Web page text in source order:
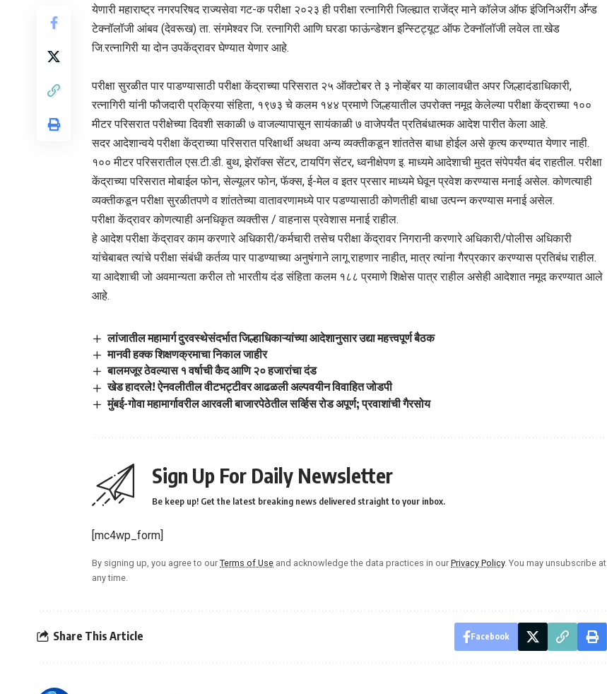
येणारी महाराष्ट्र नगरपरिषद राज्यसेवा गट-क परीक्षा २०२३ ही परीक्षा रत्नागिरी जिल्ह्यात राजेंद्र माने कॉलेज ऑफ इंजिनिअरींग अॕन्ड
टेक्नॉलॉजी आंबव (देवरूख) ता. संगमेश्वर जि. रत्नागिरी आणि घरडा फाऊंन्डेशन इन्स्टिट्यूट ऑफ टेक्नॉलॉजी लवेल ता.खेड
जि.रत्नागिरी या दोन उपकेंद्रावर घेण्यात येणार आहे.
परीक्षा सुरळीत पार पाडण्यासाठी परीक्षा केंद्राच्या परिसरात २५ ऑक्टोबर ते ३ नोव्हेंबर या कालावधीत अपर जिल्हादंडाधिकारी,
रत्नागिरी यांनी फौजदारी प्रक्रिया संहिता, १९७३ चे कलम १४४ प्रमाणे जिल्हयातील उपरोक्त नमूद केलेल्या परीक्षा केंद्राच्या १००
मीटर परिसरात परीक्षेच्या दिवशी सकाळी ७ वाजल्यापासून सायंकाळी ७ वाजेपर्यंत प्रतिबंधात्मक आदेश पारीत केला आहे.
सदर आदेशान्वये परीक्षा केंद्राच्या परिसरात परिक्षार्थी अथवा अन्य व्यक्तीकडून शांततेस बाधा होईल असे कृत्य करण्यात येणार नाही.
१०० मीटर परिसरातील एस.टी.डी. बुथ, झेरॉक्स सेंटर, टायपिंग सेंटर, ध्वनीक्षेपण इ. माध्यमे आदेशाची मुदत संपेपर्यंत बंद राहतील. परीक्षा
केंद्राच्या परिसरात मोबाईल फोन, सेल्यूलर फोन, फॅक्स, ई-मेल व इतर प्रसार माध्यमे घेवून प्रवेश करण्यास मनाई असेल. कोणत्याही
व्यक्तीकडून परीक्षा सुरळीतपणे व शांततेच्या वातावरणामध्ये पार पडण्यासाठी कोणतीही बाधा उत्पन्न करण्यास मनाई असेल.
परीक्षा केंद्रावर कोणत्याही अनधिकृत व्यक्तीस / वाहनास प्रवेशास मनाई राहील.
हे आदेश परीक्षा केंद्रावर काम करणारे अधिकारी/कर्मचारी तसेच परीक्षा केंद्रावर निगरानी करणारे अधिकारी/पोलीस अधिकारी
यांचेबाबत त्यांचे परीक्षा संबंधी कर्तव्य पार पाडण्याच्या अनुषंगाने लागू राहणार नाहीत, मात्र त्यांना गैरप्रकार करण्यास प्रतिबंध राहील.
या आदेशाची जो अवमान्यता करील तो भारतीय दंड संहिता कलम १८८ प्रमाणे शिक्षेस पात्र राहील असेही आदेशात नमूद करण्यात आले
आहे.
लांजातील महामार्ग दुरवस्थेसंदर्भात जिल्हाधिकाऱ्यांच्या आदेशानुसार उद्या महत्त्वपूर्ण बैठक
मानवी हक्क शिक्षणक्रमाचा निकाल जाहीर
बालमजूर ठेवल्यास १ वर्षाची कैद आणि २० हजारांचा दंड
खेड हादरले! ऐनवलीतील वीटभट्टीवर आढळली अल्पवयीन विवाहित जोडपी
मुंबई-गोवा महामार्गावरील आरवली बाजारपेठेतील सर्व्हिस रोड अपूर्ण; प्रवाशांची गैरसोय
Sign Up For Daily Newsletter
Be keep up! Get the latest breaking news delivered straight to your inbox.
[mc4wp_form]
By signing up, you agree to our Terms of Use and acknowledge the data practices in our Privacy Policy. You may unsubscribe at
any time.
Share This Article Facebook